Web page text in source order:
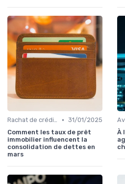
Rachat de crédit immobilier • 31/01/2025
Comment les taux de prêt
immobilier influencent la
consolidation de dettes en
mars
À